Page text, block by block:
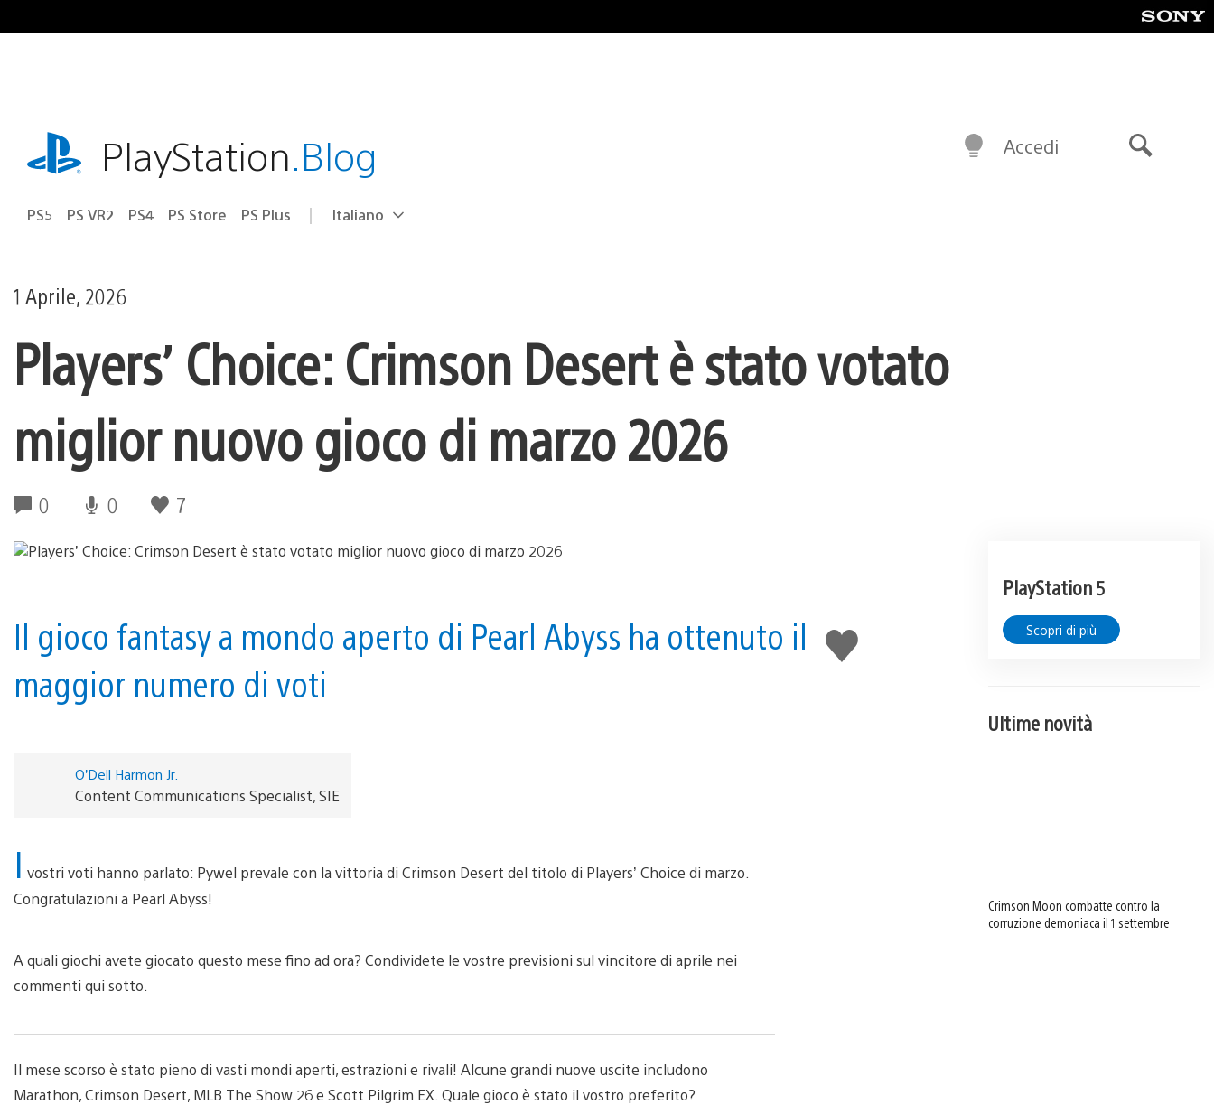
al
playstation.comPlayStation.Blog
PS5 PS VR2 PS4 PS Store PS Plus Seleziona
Regione
Italiano
Accedi
1 Aprile, 2026
Players’ Choice: Crimson Desert è stato votato
miglior nuovo gioco di marzo 2026
0 0 7
Mi
piace
Il gioco fantasy a mondo aperto di Pearl Abyss ha ottenuto il
maggior numero di voti
O’Dell Harmon Jr.
Content Communications Specialist, SIE
I vostri voti hanno parlato: Pywel prevale con la vittoria di Crimson Desert del titolo di Players’ Choice di marzo.
Congratulazioni a Pearl Abyss!
A quali giochi avete giocato questo mese fino ad ora? Condividete le vostre previsioni sul vincitore di aprile nei
commenti qui sotto.
Il mese scorso è stato pieno di vasti mondi aperti, estrazioni e rivali! Alcune grandi nuove uscite includono
Marathon, Crimson Desert, MLB The Show 26 e Scott Pilgrim EX. Quale gioco è stato il vostro preferito?
PlayStation 5
Scopri di più
Ultime novità
Crimson Moon combatte contro la
corruzione demoniaca il 1 settembre